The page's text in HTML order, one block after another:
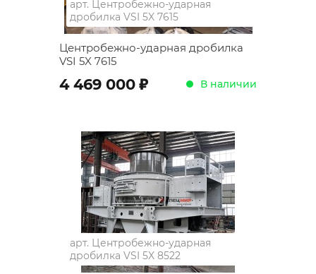
арт. Центробежно-ударная
дробилка VSI 5X 7615
Центробежно-ударная дробилка
VSI 5X 7615
4 469 000 ; В наличии
арт. Центробежно-ударная
дробилка VSI 5X 8522